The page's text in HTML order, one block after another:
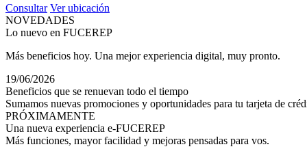
Consultar Ver ubicación
NOVEDADES
Lo nuevo en FUCEREP
Más beneficios hoy. Una mejor experiencia digital, muy pronto.
19/06/2026
Beneficios que se renuevan todo el tiempo
Sumamos nuevas promociones y oportunidades para tu tarjeta de
PRÓXIMAMENTE
Una nueva experiencia e-FUCEREP
Más funciones, mayor facilidad y mejoras pensadas para vos.